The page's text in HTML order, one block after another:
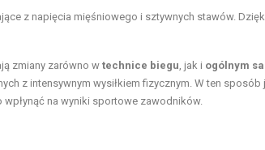
z napięcia mięśniowego i sztywnych stawów.
zmiany zarówno w technice biegu, jak i ogólnym
z intensywnym wysiłkiem fizycznym. W ten sposób
na wyniki sportowe zawodników.